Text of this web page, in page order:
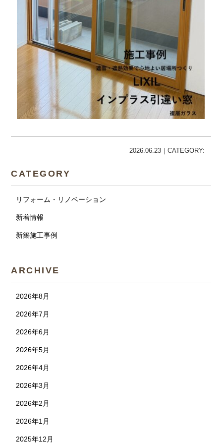
2026.06.23｜CATEGORY:
CATEGORY
リフォーム・リノベーション
新着情報
新築施工事例
ARCHIVE
2026年8月
2026年7月
2026年6月
2026年5月
2026年4月
2026年3月
2026年2月
2026年1月
2025年12月